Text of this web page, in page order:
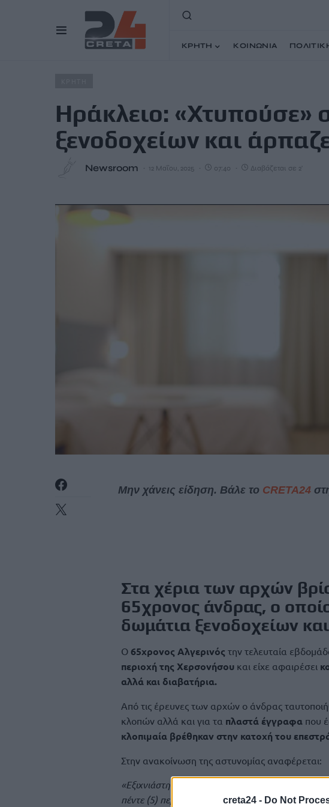
creta24 - Do Not
ΚΡΗΤΗ ΚΟΙΝΩΝΙΑ
Hράκλειο: «Χτυπούσε»
ξενοδοχείων και
Newsroom 12 Μαΐου, 2025 07:40 Διαβάζεται σε 2'
Μην χάνεις είδηση. Βάλε το CRETA24
Στα χέρια των αρχών
65χρονος άνδρας, ο
δωμάτια ξενοδοχείων
Ο 65χρονος Αλγερινός την τελευταία
περιοχή της Χερσονήσου και είχε αφαιρέσει
αλλά και διαβατήρια.
Από τις έρευνες των αρχών ο άνδρας
κλοπών αλλά και για τα πλαστά έγγραφα που
κλοπιμαία βρέθηκαν στην κατοχή του
Στην ανακοίνωση της αστυνομίας αναφέρεται:
«Εξιχνιάστηκαν, χθες (11.05.2025) από
πέντε (5) περιπτώσεις κλοπών σε δωμάτια